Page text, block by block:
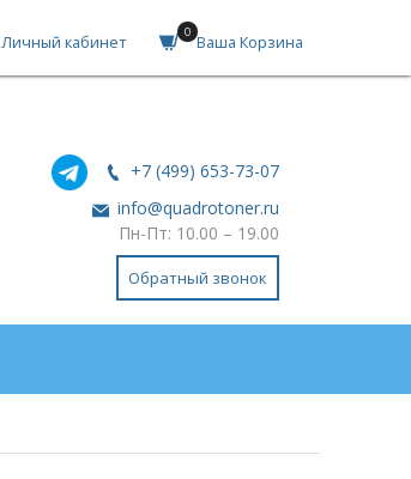
Личный кабинет 0 Ваша Корзина
+7 (499) 653-73-07
info@quadrotoner.ru
Пн-Пт: 10.00 – 19.00
Обратный звонок